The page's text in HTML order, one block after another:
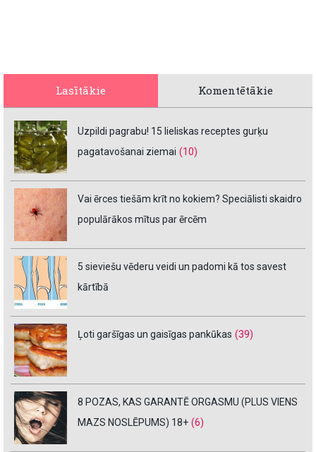
Lasītākie Komentētākie
Uzpildi pagrabu! 15 lieliskas receptes gurķu
pagatavošanai ziemai (10)
Vai ērces tiešām krīt no kokiem? Speciālisti skaidro
populārākos mītus par ērcēm
5 sieviešu vēderu veidi un padomi kā tos savest
kārtībā
Ļoti garšīgas un gaisīgas pankūkas (39)
8 POZAS, KAS GARANTĒ ORGASMU (PLUS VIENS
MAZS NOSLĒPUMS) 18+ (6)